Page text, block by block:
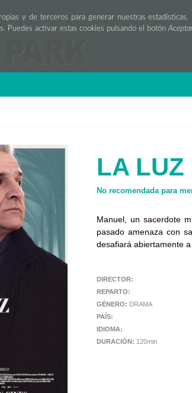
y de terceros para generar nuestras
Puedes activar estas cookies pulsando el botón
LA LUZ
No recomendada para
Manuel, un sacerdote
pasado amenaza con
desafiará abiertamente
DIRECTOR:
REPARTO:
GÉNERO: DRAMA
PAÍS:
IDIOMA:
DURACIÓN: 120min